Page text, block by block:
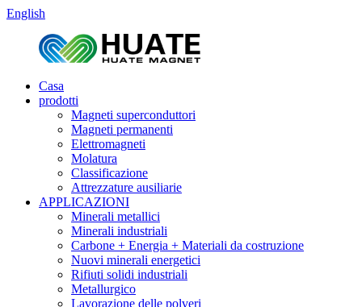
English
Casa
prodotti
Magneti superconduttori
Magneti permanenti
Elettromagneti
Molatura
Classificazione
Attrezzature ausiliarie
APPLICAZIONI
Minerali metallici
Minerali industriali
Carbone + Energia + Materiali da costruzione
Nuovi minerali energetici
Rifiuti solidi industriali
Metallurgico
Lavorazione delle polveri